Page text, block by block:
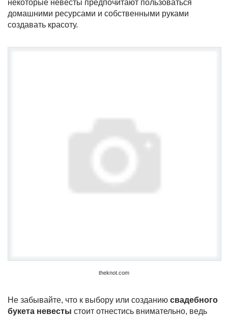
некоторые невесты предпочитают пользоваться
домашними ресурсами и собственными руками
создавать красоту.
theknot.com
Не забывайте, что к выбору или созданию свадебного
букета невесты стоит отнестись внимательно, ведь